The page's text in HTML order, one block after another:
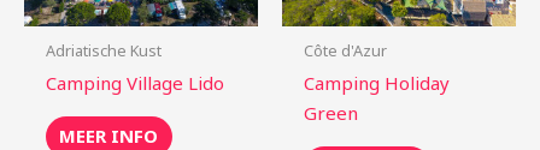
Adriatische Kust
Camping Village Lido
MEER INFO
Côte d'Azur
Camping Holiday
Green